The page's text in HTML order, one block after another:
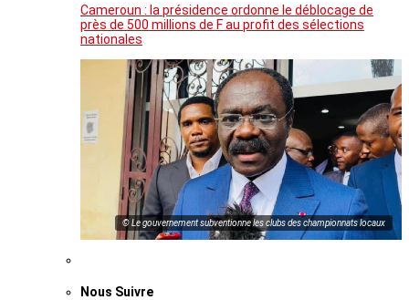
Cameroun : la présidence ordonne le déblocage de
près de 500 millions de F au profit des sélections
nationales
© Le gouvernement subventionne les clubs des championnats locaux
Nous Suivre